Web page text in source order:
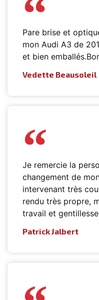
Pare brise et
mon Audi A3 de
et bien
Vedette Beausoleil
Je remercie la
changement de
intervenant très
rendu très propre,
travail et
Patrick Jalbert